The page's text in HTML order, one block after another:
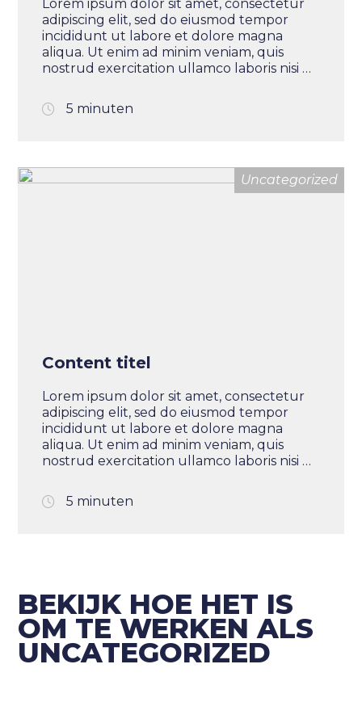
Home
IT Professionals
Collective FIT
Lorem ipsum dolor sit amet, consectetur
adipiscing elit, sed do eiusmod tempor
incididunt ut labore et dolore magna
aliqua. Ut enim ad minim veniam, quis
nostrud exercitation ullamco laboris nisi ut
aute irure dolor in reprehenderit in
voluptate velit esse cillum dolore eu
culpa qui officia deserunt mollit anim id
est laborum.
5 minuten
Uncategorized
Content titel
Lorem ipsum dolor sit amet, consectetur
adipiscing elit, sed do eiusmod tempor
incididunt ut labore et dolore magna
aliqua. Ut enim ad minim veniam, quis
nostrud exercitation ullamco laboris nisi ut
aute irure dolor in reprehenderit in
voluptate velit esse cillum dolore eu
5 minuten
BEKIJK HOE HET IS
OM TE WERKEN ALS
UNCATEGORIZED